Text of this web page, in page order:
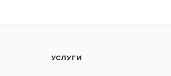
УСЛУГИ